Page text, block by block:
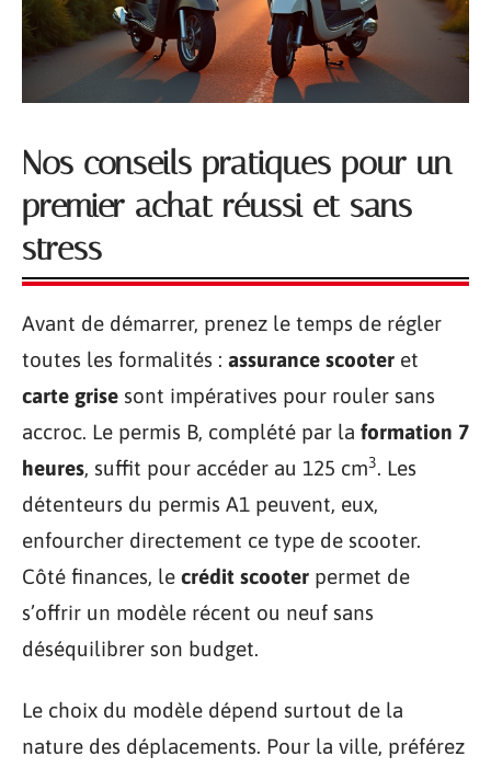
Nos conseils pratiques pour un
premier achat réussi et sans
stress
Avant de démarrer, prenez le temps de régler
toutes les formalités : assurance scooter et
carte grise sont impératives pour rouler sans
accroc. Le permis B, complété par la formation 7
heures, suffit pour accéder au 125 cm3. Les
détenteurs du permis A1 peuvent, eux,
enfourcher directement ce type de scooter.
Côté finances, le crédit scooter permet de
s’offrir un modèle récent ou neuf sans
déséquilibrer son budget.
Le choix du modèle dépend surtout de la
nature des déplacements. Pour la ville, préférez